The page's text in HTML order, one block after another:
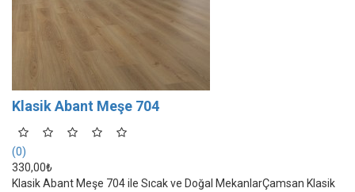
Klasik Abant Meşe 704
(0)
330,00₺
Klasik Abant Meşe 704 ile Sıcak ve Doğal MekanlarÇamsan Klasik